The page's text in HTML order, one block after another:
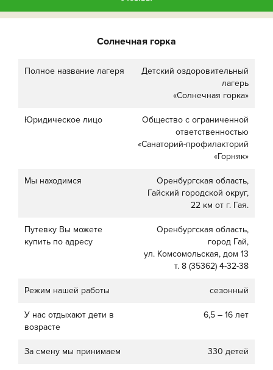
Солнечная горка
Полное название лагеря
Детский оздоровительный
лагерь
«Солнечная горка»
Юридическое лицо
Общество с ограниченной
ответственностью
«Санаторий-профилакторий
«Горняк»
Мы находимся
Оренбургская область,
Гайский городской округ,
22 км от г. Гая.
Путевку Вы можете
купить по адресу
Оренбургская область,
город Гай,
ул. Комсомольская, дом 13
т. 8 (35362) 4-32-38
Режим нашей работы сезонный
У нас отдыхают дети в
возрасте
6,5 – 16 лет
За смену мы принимаем 330 детей